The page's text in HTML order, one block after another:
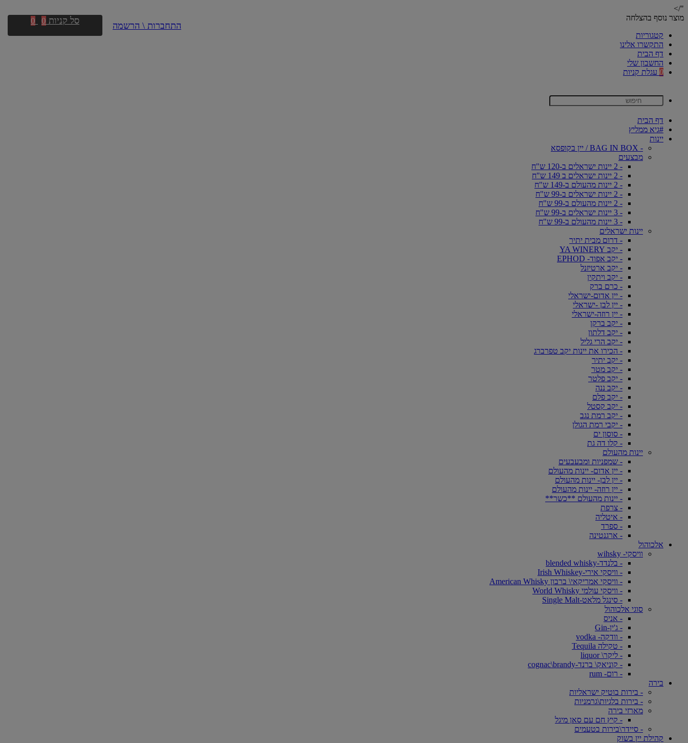
"/>
מוצר נוסף בהצלחה
קטגוריות
התקשרו אלינו
דף הבית
החשבון שלי
0 עגלת קניות
דף הבית
#גיא ממליץ
יינות
- BAG IN BOX / יין בקופסא
מבצעים
- 2 יינות ישראלים ב-120 ש"ח
- 2 יינות ישראלים ב 149 ש"ח
- 2 יינות מהעולם ב-149 ש"ח
- 2 יינות ישראלים ב-99 ש"ח
- 2 יינות מהעולם ב-99 ש"ח
- 3 יינות ישראלים ב-99 ש"ח
- 3 יינות מהעולם ב-99 ש"ח
יינות ישראלים
- דרום מבית יתיר
- יקב YA WINERY
- יקב אפוד- EPHOD
- יקב ארטיזנל
- יקב ויתקין
- כרם ברק
- יין אדום-ישראלי
- יין לבן -ישראלי
- יין רוזה-ישראלי
- יקב ברקן
- יקב דלתון
- יקב הרי גליל
- הכירו את יינות יקב טפרברג
- יקב יתיר
- יקב מטר
- יקב פלטר
- יקב ננה
- יקב פלם
- יקב קסטל
- יקב רמת נגב
- יקבי רמת הגולן
- סוסון ים
- קלו דה גת
יינות מהעולם
- שמפניות ומבעבעים
- יין אדום- יינות מהעולם
- יין לבן- יינות מהעולם
- יין רוזה- יינות מהעולם
- יינות מהעולם **כשר**
- צרפת
- איטליה
- ספרד
- ארגנטינה
אלכוהול
וויסקי- wihsky
- בלנדד-blended whisky
- וויסקי אירי-Irish Whiskey
- וויסקי אמריקאי\ ברבון American Whisky
- וויסקי עולמי World Whisky
- סינגל מלאט-Single Malt
סוגי אלכוהול
- אניס
- ג'ין-Gin
- וודקה- vodka
- טקילה Tequila
- ליקר\ liquor
- קוניאק\ ברנד-cognac\brandy
- רום- rum
בירה
- בירות בוטיק ישראליות
- בירות בלגיות\גרמניות
מארזי בירה
- קיץ חם עם סאן מיגל
- סיידר\בירות בטעמים
קהילת יין בשוק
התחברות \ הרשמה סל קניות 0
0